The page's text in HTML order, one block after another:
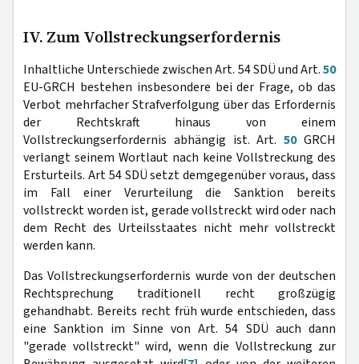
IV. Zum Vollstreckungserfordernis
Inhaltliche Unterschiede zwischen Art. 54 SDÜ und Art.50
EU-GRCH bestehen insbesondere bei der Frage, ob das
Verbot mehrfacher Strafverfolgung über das Erfordernis
der Rechtskraft hinaus von einem
Vollstreckungserfordernis abhängig ist. Art.50GRCH
verlangt seinem Wortlaut nach keine Vollstreckung des
Ersturteils. Art 54 SDÜ setzt demgegenüber voraus, dass
im Fall einer Verurteilung die Sanktion bereits
vollstreckt worden ist, gerade vollstreckt wird oder nach
dem Recht des Urteilsstaates nicht mehr vollstreckt
werden kann.
Das Vollstreckungserfordernis wurde von der deutschen
Rechtsprechung traditionell recht großzügig
gehandhabt. Bereits recht früh wurde entschieden, dass
eine Sanktion im Sinne von Art. 54 SDÜ auch dann
"gerade vollstreckt" wird, wenn die Vollstreckung zur